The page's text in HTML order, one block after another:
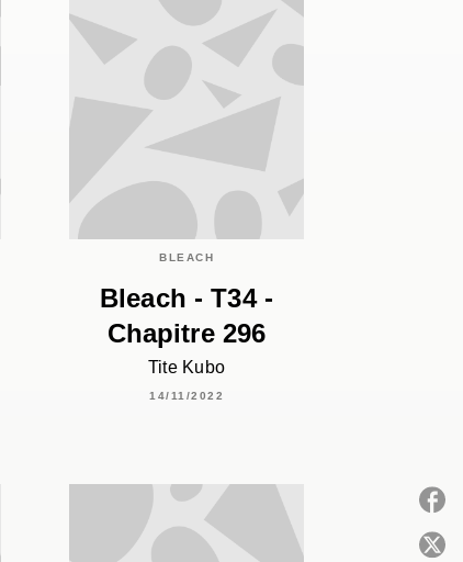
BLEACH
Bleach - T34 -
Chapitre 296
Tite Kubo
14/11/2022